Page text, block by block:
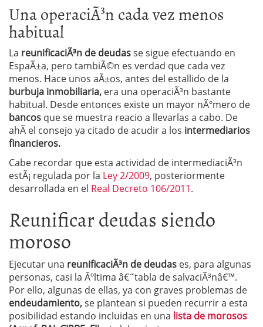
Una operaciÃ³n cada vez menos
habitual
La reunificaciÃ³n de deudasse sigue efectuando en
EspaÃ±a, pero tambiÃ©n es verdad que cada vez
menos. Hace unos aÃ±os, antes del estallido de la
burbuja inmobiliaria, era una operaciÃ³n bastante
habitual. Desde entonces existe un mayor nÃºmero de
bancos que se muestra reacio a llevarlas a cabo. De
ahÃ­ el consejo ya citado de acudir a los intermediarios
financieros.
Cabe recordar que esta actividad de intermediaciÃ³n
estÃ¡ regulada por la Ley 2/2009, posteriormente
desarrollada en el Real Decreto 106/2011.
Reunificar deudas siendo
moroso
Ejecutar una reunificaciÃ³n de deudas es, para algunas
personas, casi la Ãºltima â€˜tabla de salvaciÃ³nâ€™.
Por ello, algunas de ellas, ya con graves problemas de
endeudamiento,se plantean si pueden recurrir a esta
posibilidad estando incluidas en una lista de morosos